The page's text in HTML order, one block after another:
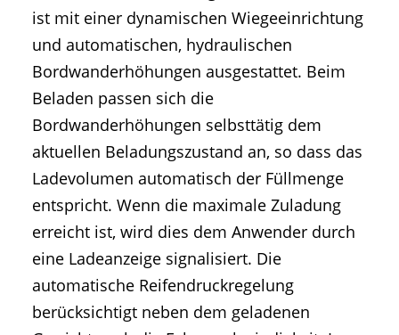
ist mit einer dynamischen Wiegeeinrichtung
und automatischen, hydraulischen
Bordwanderhöhungen ausgestattet. Beim
Beladen passen sich die
Bordwanderhöhungen selbsttätig dem
aktuellen Beladungszustand an, so dass das
Ladevolumen automatisch der Füllmenge
entspricht. Wenn die maximale Zuladung
erreicht ist, wird dies dem Anwender durch
eine Ladeanzeige signalisiert. Die
automatische Reifendruckregelung
berücksichtigt neben dem geladenen